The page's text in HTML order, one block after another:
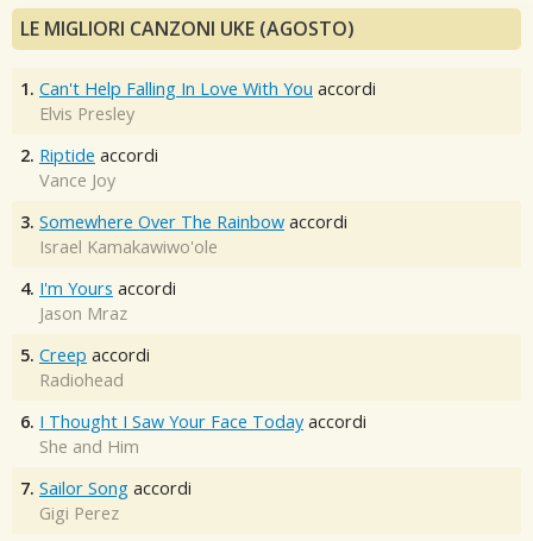
LE MIGLIORI CANZONI UKE (AGOSTO)
1. Can't Help Falling In Love With You accordi
Elvis Presley
2. Riptide accordi
Vance Joy
3. Somewhere Over The Rainbow accordi
Israel Kamakawiwo'ole
4. I'm Yours accordi
Jason Mraz
5. Creep accordi
Radiohead
6. I Thought I Saw Your Face Today accordi
She and Him
7. Sailor Song accordi
Gigi Perez